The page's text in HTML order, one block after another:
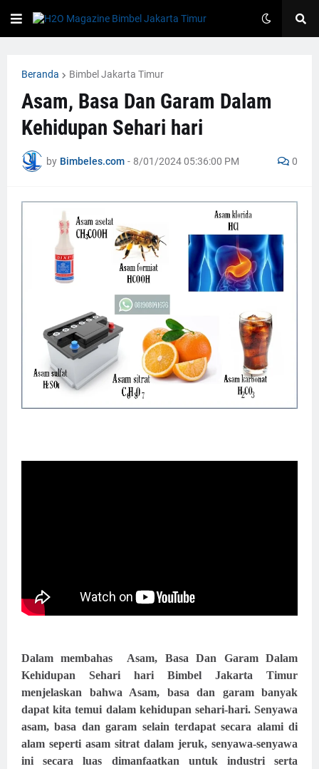
Beranda Bimbel Jakarta Timur
Asam, Basa Dan Garam Dalam
Kehidupan Sehari hari
by Bimbeles.com - 8/01/2024 05:36:00 PM 0
Dalam membahas Asam, Basa Dan Garam Dalam
Kehidupan Sehari hari Bimbel Jakarta Timur
menjelaskan bahwa Asam, basa dan garam banyak
dapat kita temui dalam kehidupan sehari-hari. Senyawa
asam, basa dan garam selain terdapat secara alami di
alam seperti asam sitrat dalam jeruk, senyawa-senyawa
ini secara luas dimanfaatkan untuk industri serta